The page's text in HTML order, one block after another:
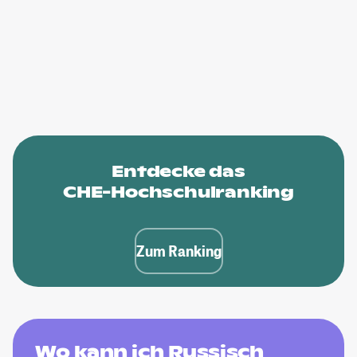
Entdecke das
CHE-Hochschulranking
Zum Ranking
Wo kann ich Russisch